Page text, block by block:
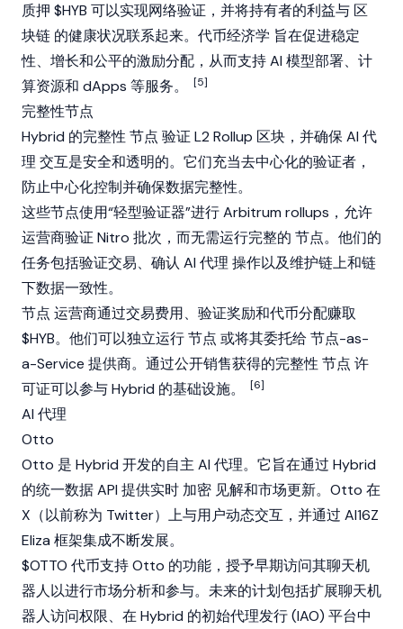
质押 $HYB 可以实现网络验证，并将持有者的利益与 区
块链 的健康状况联系起来。 代币经济学 旨在促进稳定
性、增长和公平的激励分配，从而支持 AI 模型部署、计
算资源和 dApps 等服务。 [5]
完整性节点
Hybrid 的完整性 节点 验证 L2 Rollup 区块，并确保AI 代
理 交互是安全和透明的。它们充当去中心化的验证者，
防止中心化控制并确保数据完整性。
这些节点使用“轻型验证器”进行Arbitrum rollups ，允许
运营商验证 Nitro 批次，而无需运行完整的 节点。他们的
任务包括验证交易、确认 AI 代理 操作以及维护链上和链
下数据一致性。
节点 运营商通过交易费用、验证奖励和代币分配赚取
$HYB。他们可以独立运行节点 或将其委托给节点-as-
a-Service 提供商。通过公开销售获得的完整性 节点 许
可证可以参与 Hybrid 的基础设施。
[6]
AI 代理
Otto
Otto 是 Hybrid 开发的自主 AI 代理。它旨在通过 Hybrid
的统一数据 API 提供实时 加密 见解和市场更新。Otto 在
X（以前称为 Twitter）上与用户动态交互，并通过 AI16Z
Eliza 框架集成不断发展。
$OTTO 代币支持 Otto 的功能，授予早期访问其聊天机
器人以进行市场分析和参与。未来的计划包括扩展聊天机
器人访问权限、在 Hybrid 的初始代理发行 (IAO) 平台中